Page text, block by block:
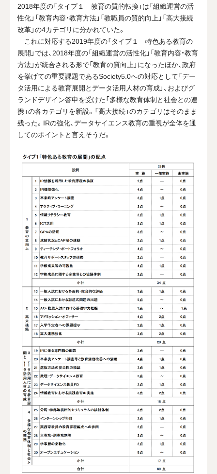
2018年度の「タイプ１ 教育の質的転換」は「組織運営の活
性化」「教育内容・教育方法」「教職員の質的向上」「高大接続
改革」の4カテゴリに分かれていた。
これに対応する2019年度の「タイプ１ 特色ある教育の
展開」では、2018年度の「組織運営の活性化」「教育内容・教育
方法」が統合される形で「教育の質向上」になったほか、政府
を挙げての重要課題であるSociety5.0への対応として「デー
タ活用による教育展開とデータ活用人材の育成」、およびグ
ランドデザイン答申を受けた「多様な教育体制と社会との連
携」の各カテゴリを新設。「高大接続」のカテゴリはそのまま
残った。IRの強化、データサイエンス教育の重視が全体を通
してのポイントと言えそうだ。